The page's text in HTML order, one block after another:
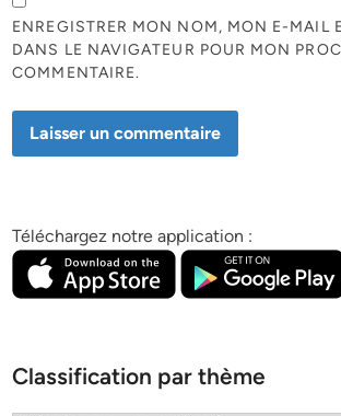
ENREGISTRER MON NOM, MON E-MAIL
DANS LE NAVIGATEUR POUR MON
COMMENTAIRE.
Téléchargez notre application :
Classification par thème